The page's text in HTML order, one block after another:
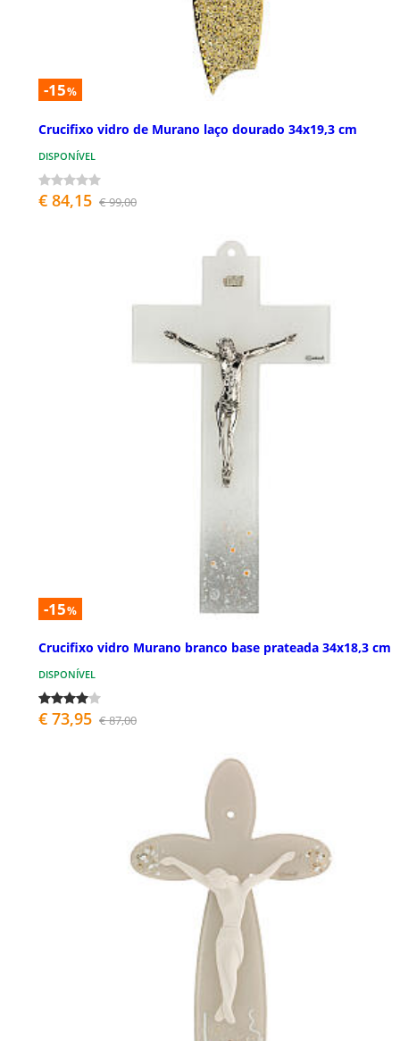
-15%
Crucifixo vidro de Murano laço dourado 34x19,3 cm
DISPONÍVEL
€ 84,15 € 99,00
-15%
Crucifixo vidro Murano branco base prateada 34x18,3 cm
DISPONÍVEL
€ 73,95 € 87,00